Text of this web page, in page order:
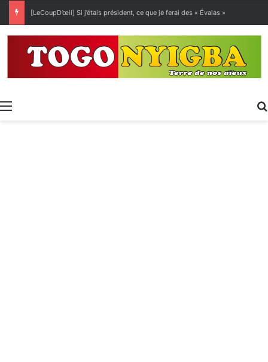
[LeCoupD’œil] Si j’étais président, ce que je ferai des « Évalas »
Menu